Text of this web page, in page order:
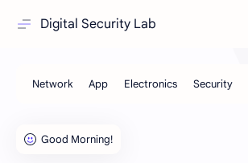
Digital Security Lab